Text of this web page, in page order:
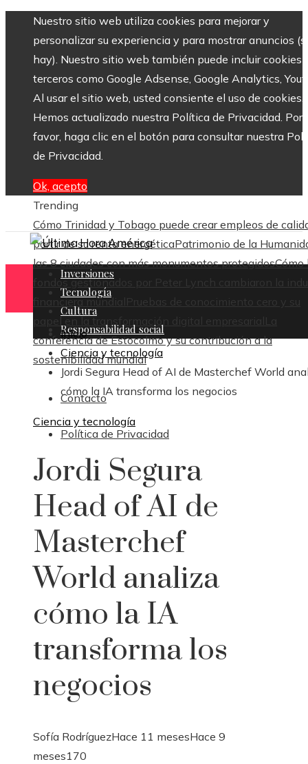
Nuestro sitio web utiliza cookies para mejorar y
personalizar su experiencia y para mostrar anuncios
hay). Nuestro sitio web también puede incluir cookies
terceros como Google Adsense, Google Analytics,
Al usar el sitio web, usted consiente el uso de cookies.
Hemos actualizado nuestra Política de Privacidad. Por
favor, haga clic en el botón para consultar nuestra
de Privacidad.
Ok, acepto
Trending
Cómo Trinidad y Tobago puede crear empleos de
partir de su renta energéticaPatrimonio de la
las 8 ciudades con más monumentos protegidosCómo
fondos gestionados por Peter Lynch cambiaron la
financiera mundial
Pruebas de conocimiento cero y su
papel en la transformación digital empresarial
La
conferencia de Estocolmo y su contribución a la
sostenibilidad mundial
Contacto
Política de Privacidad
Inversiones
Tecnología
Cultura
Responsabilidad social
Inicio
Ciencia y tecnología
Jordi Segura Head of AI de Masterchef World
cómo la IA transforma los negocios
Ciencia y tecnología
Jordi Segura
Head of AI de
Masterchef
World analiza
cómo la IA
transforma los
negocios
Sofía RodríguezHace 11 mesesHace 9
meses170